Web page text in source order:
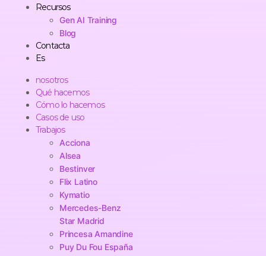
Recursos
Gen AI Training
Blog
Contacta
Es
nosotros
Qué hacemos
Cómo lo hacemos
Casos de uso
Trabajos
Acciona
Alsea
Bestinver
Flix Latino
Kymatio
Mercedes-Benz
Star Madrid
Princesa Amandine
Puy Du Fou España